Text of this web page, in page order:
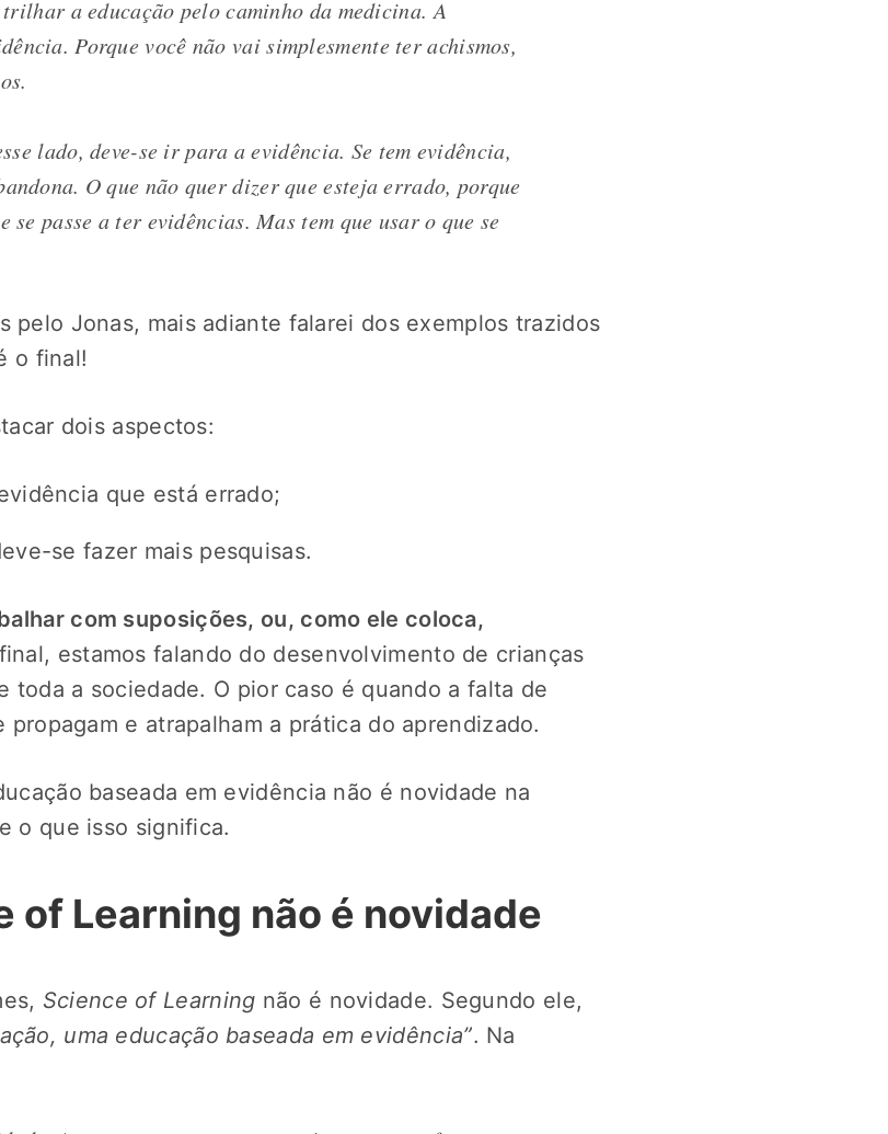
a educação pelo caminho da medicina. A
Porque você não vai simplesmente ter achismos,
lado, deve-se ir para a evidência. Se tem evidência,
O que não quer dizer que esteja errado, porque
se passe a ter evidências. Mas tem que usar o que se
pelo Jonas, mais adiante falarei dos exemplos trazidos
o final!
dois aspectos:
que está errado;
se fazer mais pesquisas.
com suposições, ou, como ele coloca,
estamos falando do desenvolvimento de crianças
toda a sociedade. O pior caso é quando a falta de
e atrapalham a prática do aprendizado.
baseada em evidência não é novidade na
o que isso significa.
of Learning não é novidade
Science of Learning não é novidade. Segundo ele,
uma educação baseada em evidência”. Na